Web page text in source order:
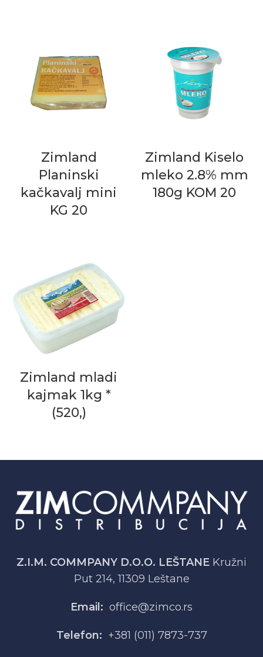
Zimland
Planinski
kačkavalj mini
KG 20
Zimland Kiselo
mleko 2.8% mm
180g KOM 20
Zimland mladi
kajmak 1kg *
(520,)
Z.I.M. COMMPANY D.O.O. LEŠTANE Kružni
Put 214, 11309 Leštane
Email: office@zimco.rs
Telefon: +381 (011) 7873-737